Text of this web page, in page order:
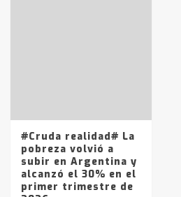
#Cruda realidad# La
pobreza volvió a
subir en Argentina y
alcanzó el 30% en el
primer trimestre de